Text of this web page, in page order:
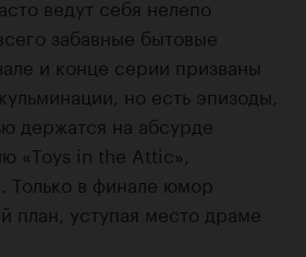
ведут себя нелепо
забавные бытовые
и конце серии призваны
но есть эпизоды,
держатся на абсурде
«Toys in the Attic»,
Только в финале юмор
план, уступая место драме